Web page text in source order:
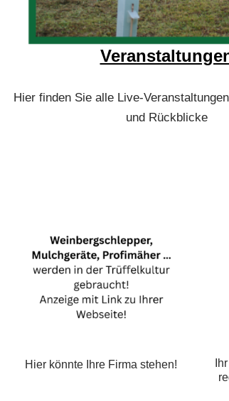
Hier finden Sie alle Live-
und Rückblicke
Ihr Verbiss- und Fegeschutz –